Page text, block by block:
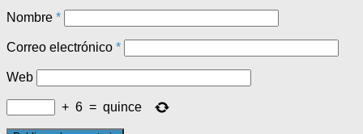
Nombre *
Correo electrónico *
Web
+ 6 = quince